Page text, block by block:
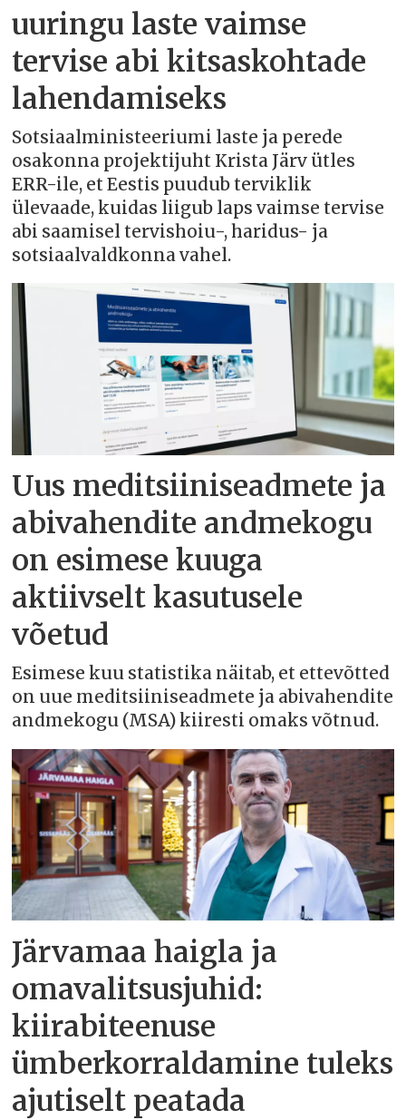
uuringu laste vaimse
tervise abi kitsaskohtade
lahendamiseks
Sotsiaalministeeriumi laste ja perede
osakonna projektijuht Krista Järv ütles
ERR-ile, et Eestis puudub terviklik
ülevaade, kuidas liigub laps vaimse tervise
abi saamisel tervishoiu-, haridus- ja
sotsiaalvaldkonna vahel.
Uus meditsiiniseadmete ja
abivahendite andmekogu
on esimese kuuga
aktiivselt kasutusele
võetud
Esimese kuu statistika näitab, et ettevõtted
on uue meditsiiniseadmete ja abivahendite
andmekogu (MSA) kiiresti omaks võtnud.
Järvamaa haigla ja
omavalitsusjuhid:
kiirabiteenuse
ümberkorraldamine tuleks
ajutiselt peatada